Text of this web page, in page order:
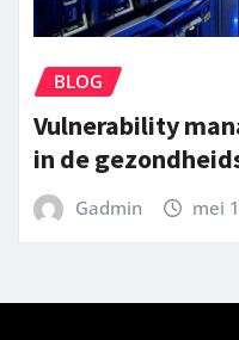
BLOG
Vulnerability
in de
Gadmin mei